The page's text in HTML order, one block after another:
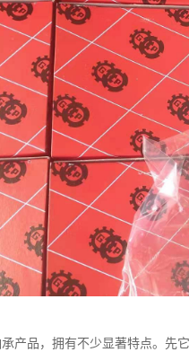
产品，拥有不少显著特点。先